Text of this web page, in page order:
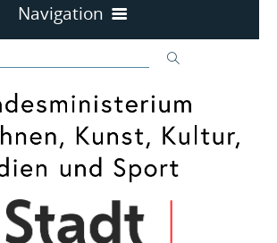
Navigation
MITTEILUNGEN
MITTEILUNGEN Archiv
TERMINE
TERMINE sortiert
LYRIK IM MÄRZ